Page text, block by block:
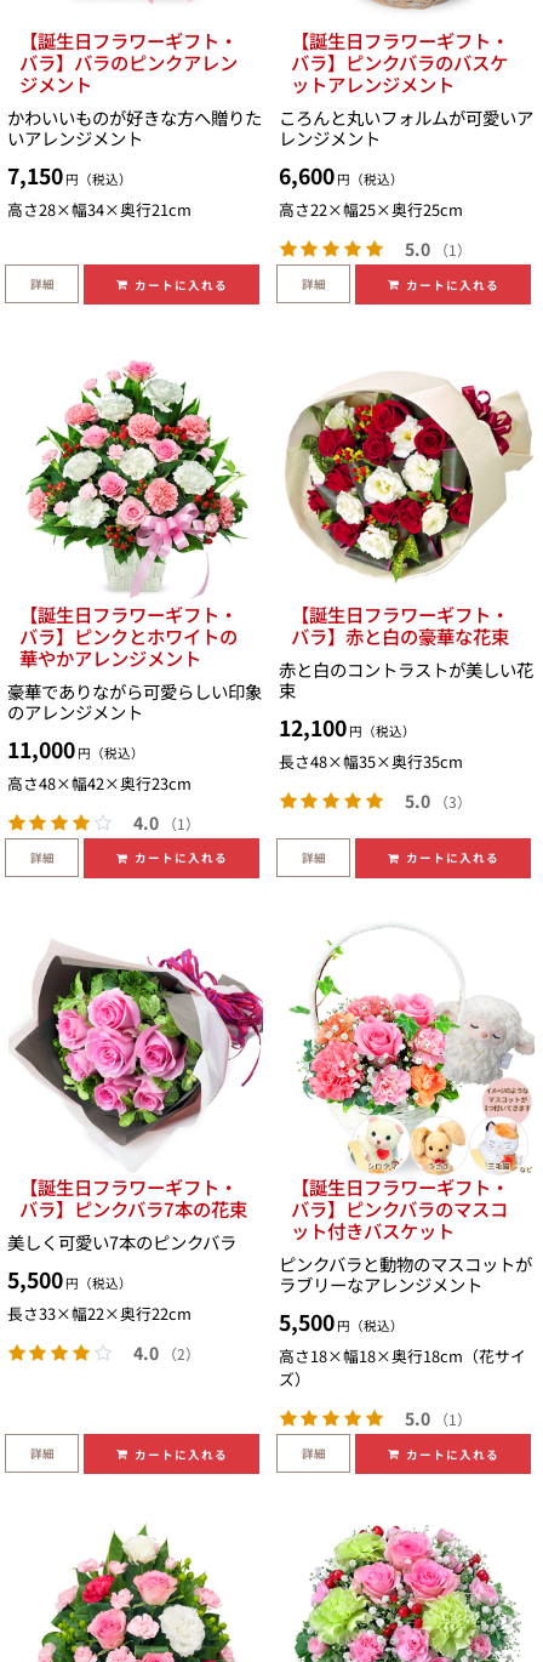
【誕生日フラワーギフト・
バラ】バラのピンクアレン
ジメント
かわいいものが好きな方へ贈りた
いアレンジメント
7,150 円（税込）
高さ28×幅34×奥行21cm
詳細 カートに入れる
【誕生日フラワーギフト・
バラ】ピンクバラのバスケ
ットアレンジメント
ころんと丸いフォルムが可愛いア
レンジメント
6,600 円（税込）
高さ22×幅25×奥行25cm
5.0 （1）
詳細 カートに入れる
【誕生日フラワーギフト・
バラ】ピンクとホワイトの
華やかアレンジメント
豪華でありながら可愛らしい印象
のアレンジメント
11,000 円（税込）
高さ48×幅42×奥行23cm
4.0 （1）
詳細 カートに入れる
【誕生日フラワーギフト・
バラ】赤と白の豪華な花束
赤と白のコントラストが美しい花
束
12,100 円（税込）
長さ48×幅35×奥行35cm
5.0 （3）
詳細 カートに入れる
【誕生日フラワーギフト・
バラ】ピンクバラ7本の花束
美しく可愛い7本のピンクバラ
5,500 円（税込）
長さ33×幅22×奥行22cm
4.0 （2）
詳細 カートに入れる
【誕生日フラワーギフト・
バラ】ピンクバラのマスコ
ット付きバスケット
ピンクバラと動物のマスコットが
ラブリーなアレンジメント
5,500 円（税込）
高さ18×幅18×奥行18cm（花サイ
ズ）
5.0 （1）
詳細 カートに入れる